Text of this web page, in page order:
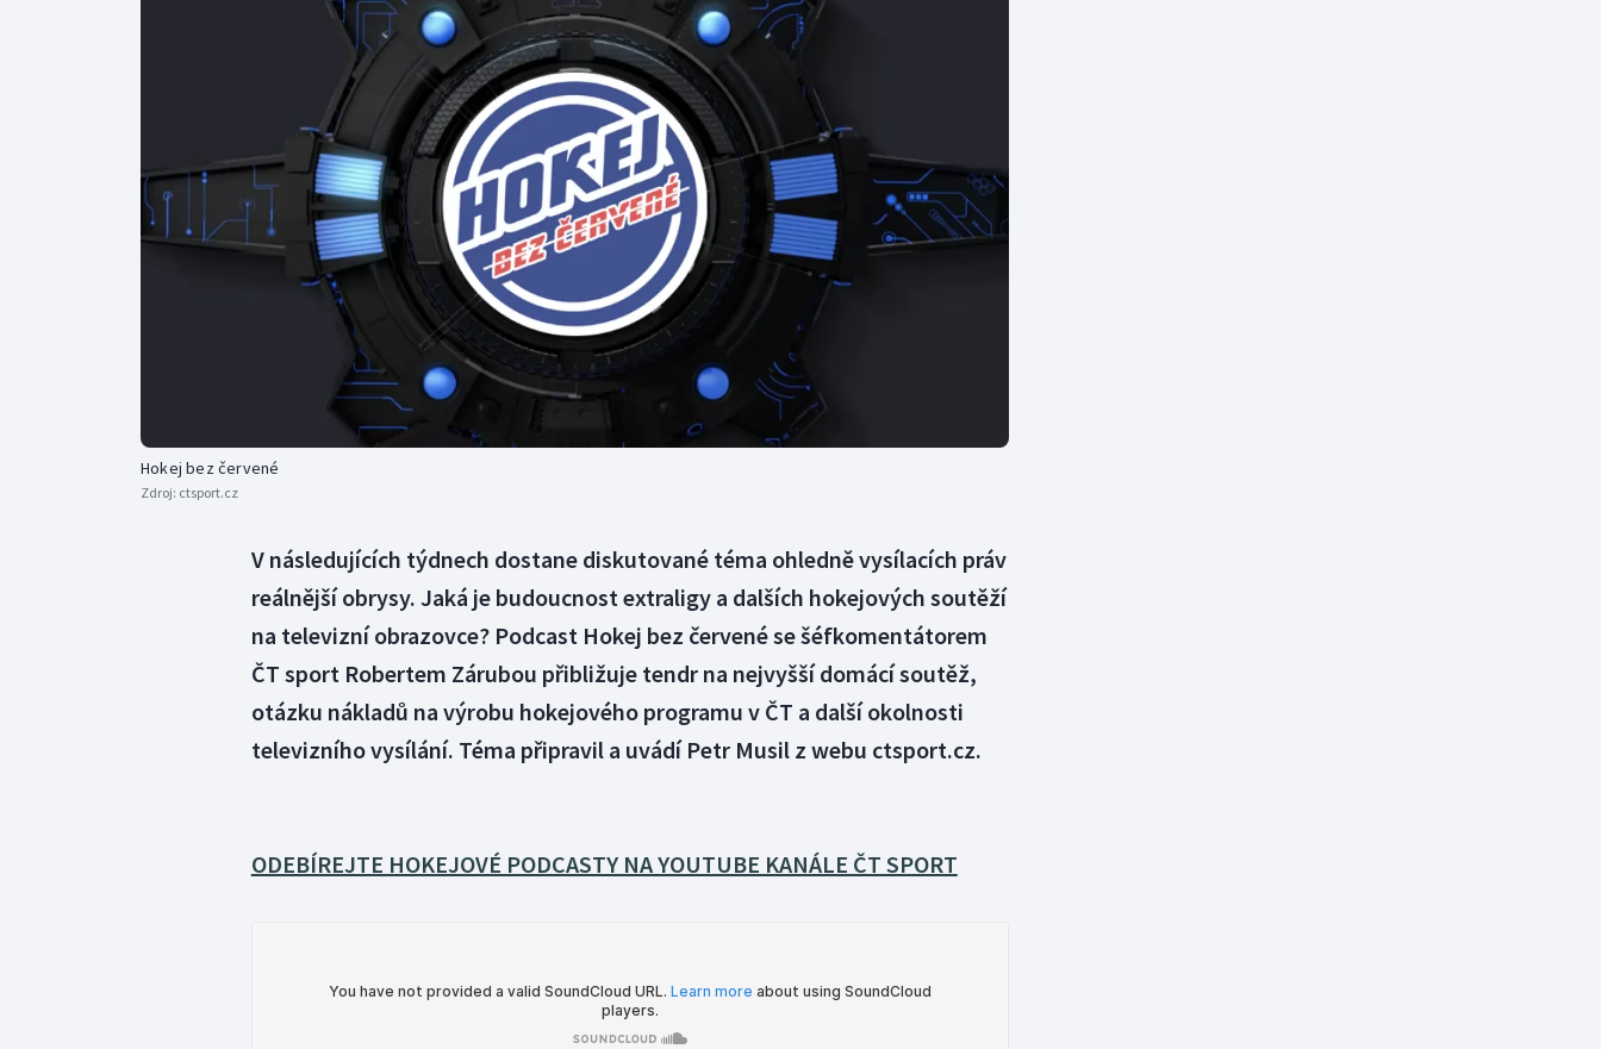
Curling
Dostihy
Florbal
Futsal
Golf
Gymnastika
Moderní pětiboj
Motorsport
Olympijské hry
Parasport
Plavání
Plážový volejbal
Volejbal
Ostatní
Hokej bez červené
Zdroj: ctsport.cz
V následujících týdnech dostane diskutované téma ohledně vysílacích práv
reálnější obrysy. Jaká je budoucnost extraligy a dalších hokejových soutěží
na televizní obrazovce? Podcast Hokej bez červené se šéfkomentátorem
ČT sport Robertem Zárubou přibližuje tendr na nejvyšší domácí soutěž,
otázku nákladů na výrobu hokejového programu v ČT a další okolnosti
televizního vysílání. Téma připravil a uvádí Petr Musil z webu ctsport.cz.
ODEBÍREJTE HOKEJOVÉ PODCASTY NA YOUTUBE KANÁLE ČT SPORT